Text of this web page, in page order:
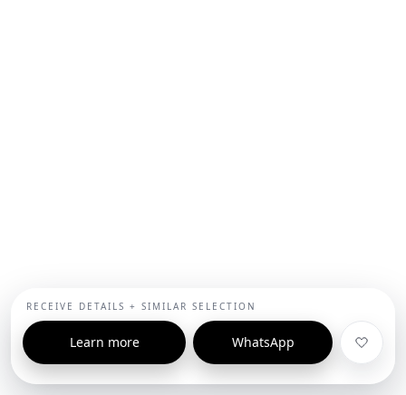
RECEIVE DETAILS + SIMILAR SELECTION
Learn more WhatsApp